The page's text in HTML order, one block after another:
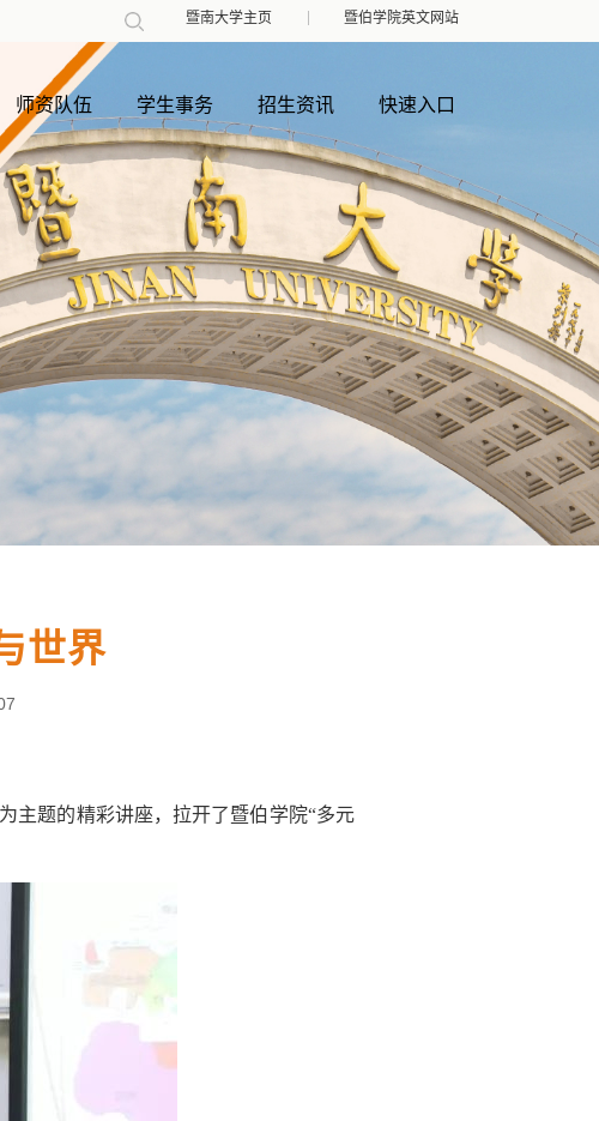
暨南大学主页 暨伯学院英文网站
师资队伍 学生事务 招生资讯 快速入口
世界
主题的精彩讲座，拉开了暨伯学院“多元